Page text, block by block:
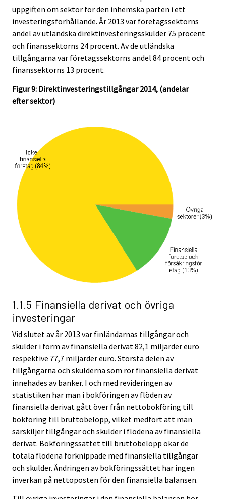
uppgiften om sektor för den inhemska parten i ett
investeringsförhållande. År 2013 var företagssektorns
andel av utländska direktinvesteringsskulder 75 procent
och finanssektorns 24 procent. Av de utländska
tillgångarna var företagssektorns andel 84 procent och
finanssektorns 13 procent.
Figur 9: Direktinvesteringstillgångar 2014, (andelar
efter sektor)
1.1.5 Finansiella derivat och övriga
investeringar
Vid slutet av år 2013 var finländarnas tillgångar och
skulder i form av finansiella derivat 82,1 miljarder euro
respektive 77,7 miljarder euro. Största delen av
tillgångarna och skulderna som rör finansiella derivat
innehades av banker. I och med revideringen av
statistiken har man i bokföringen av flöden av
finansiella derivat gått över från nettobokföring till
bokföring till bruttobelopp, vilket medfört att man
särskiljer tillgångar och skulder i flödena av finansiella
derivat. Bokföringssättet till bruttobelopp ökar de
totala flödena förknippade med finansiella tillgångar
och skulder. Ändringen av bokföringssättet har ingen
inverkan på nettoposten för den finansiella balansen.